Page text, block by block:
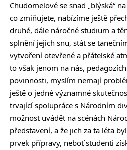
Chudomelové se snad „blýská“
co zmiňujete, nabízíme ještě
druhé, dále náročné studium a
splnění jejich snu, stát se
vytvoření otevřené a přátelské
to však jenom na nás,
povinnosti, myslím nemají
ještě o jedné významné
trvající spolupráce s Národním
možnost uvádět na scénách
představení, a že jich za ta léta
prvek přípravy, neboť studenti